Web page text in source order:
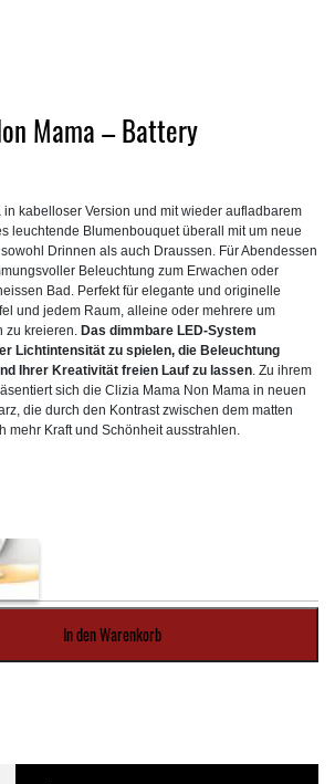
Mama – Battery
kabelloser Version und mit wieder aufladbarem
leuchtende Blumenbouquet überall mit um neue
Drinnen als auch Draussen. Für Abendessen
Beleuchtung zum Erwachen oder
Bad. Perfekt für elegante und originelle
und jedem Raum, alleine oder mehrere um
zu kreieren. Das dimmbare LED-System
Lichtintensität zu spielen, die Beleuchtung
Ihrer Kreativität freien Lauf zu lassen. Zu ihrem
sich die Clizia Mama Non Mama in neuen
die durch den Kontrast zwischen dem matten
mehr Kraft und Schönheit ausstrahlen.
In den Warenkorb